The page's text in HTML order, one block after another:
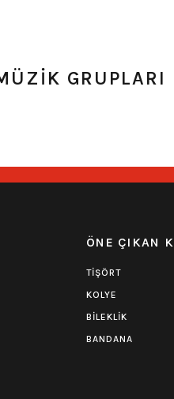
GRUPLARI
ÖNE ÇIKAN
TİŞÖRT
KOLYE
BİLEKLİK
BANDANA